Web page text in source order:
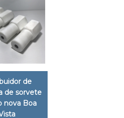
de
de sorvete
nova Boa